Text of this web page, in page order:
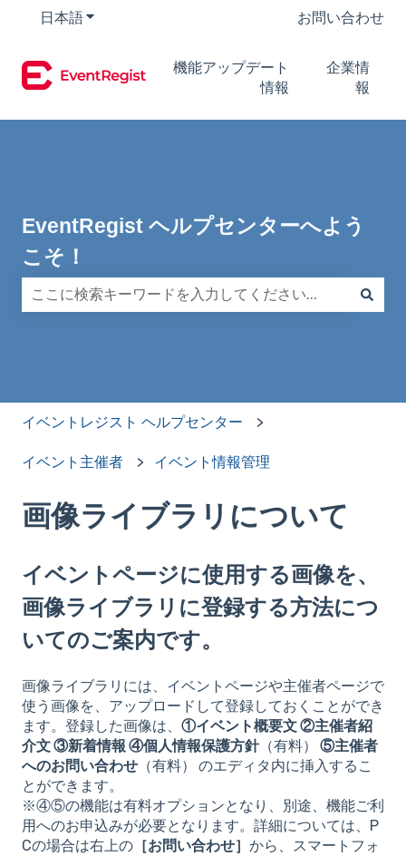
日本語翻訳のサブメニューを表示 お問い合わせ
機能アップデート
情報
企業情
報
EventRegist ヘルプセンターへよう
こそ！
イベントレジスト ヘルプセンター
イベント主催者 イベント情報管理
画像ライブラリについて
イベントページに使用する画像を、
画像ライブラリに登録する方法につ
いてのご案内です。
画像ライブラリには、イベントページや主催者ページで
使う画像を、アップロードして登録しておくことができ
ます。登録した画像は、 ①イベント概要文 ②主催者紹
介文 ③新着情報 ④個人情報保護方針（有料）
⑤主催者
へのお問い合わせ （有料）
のエディタ内に挿入するこ
とができます。
※④⑤の機能は有料オプションとなり、別途、機能ご利
用へのお申込みが必要となります。詳細については、P
Cの場合は右上の ［お問い合わせ］ から、スマートフォ